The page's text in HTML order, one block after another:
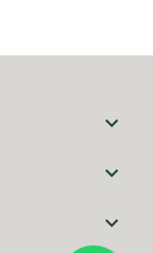


